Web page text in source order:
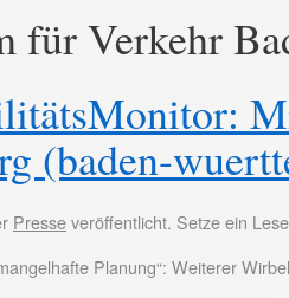
für Verkehr
(baden-
Presseveröffentlicht. Setze ein
Planung“: Weiterer